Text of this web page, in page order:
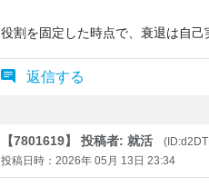
役割を固定した時点で、衰退は自己
返信する
【7801619】 投稿者: 就活
投稿日時：2026年 05月 13日 23:34